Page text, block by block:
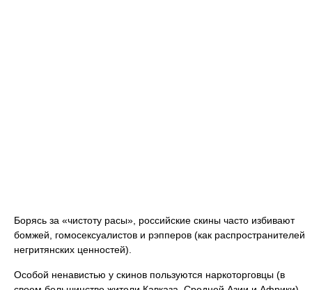
Борясь за «чистоту расы», российские скины часто избивают
бомжей, гомосексуалистов и рэпперов (как распространителей
негритянских ценностей).
Особой ненавистью у скинов пользуются наркоторговцы (в